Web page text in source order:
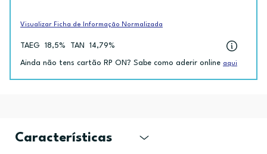
Visualizar Ficha de Informação Normalizada
TAEG 18,5% TAN 14,79%
Ainda não tens cartão RP ON? Sabe como aderir online aqui
Características